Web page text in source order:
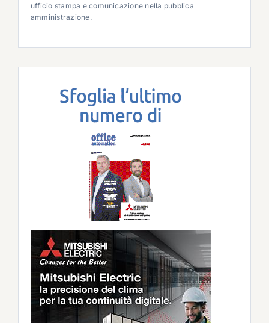
ufficio stampa e comunicazione nella pubblica
amministrazione.